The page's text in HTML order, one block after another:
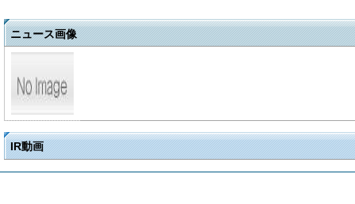
ニュース画像
IR動画